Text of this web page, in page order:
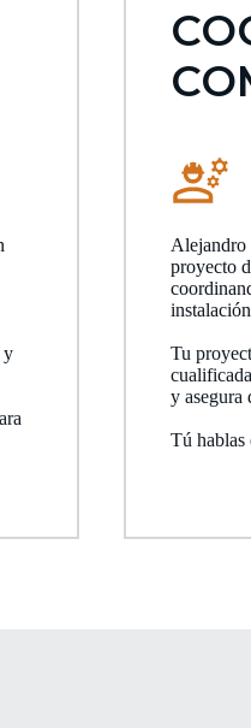
y
Alejandro
proyecto
Tu
y asegura
Tú hablas